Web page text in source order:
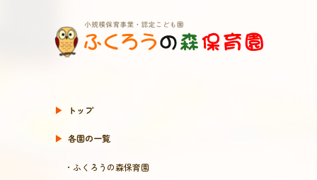
▶︎ トップ
▶︎ 各園の一覧
・ふくろうの森保育園